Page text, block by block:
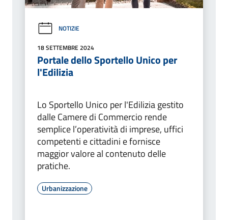
NOTIZIE
18 SETTEMBRE 2024
Portale dello Sportello Unico per
l'Edilizia
Lo Sportello Unico per l'Edilizia gestito
dalle Camere di Commercio rende
semplice l’operatività di imprese, uffici
competenti e cittadini e fornisce
maggior valore al contenuto delle
pratiche.
Urbanizzazione